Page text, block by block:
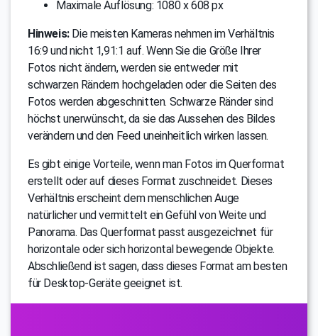
Maximale Auflösung: 1080 x 608 px
Hinweis:Die meisten Kameras nehmen im Verhältnis
16:9 und nicht 1,91:1 auf. Wenn Sie die Größe Ihrer
Fotos nicht ändern, werden sie entweder mit
schwarzen Rändern hochgeladen oder die Seiten des
Fotos werden abgeschnitten. Schwarze Ränder sind
höchst unerwünscht, da sie das Aussehen des Bildes
verändern und den Feed uneinheitlich wirken lassen.
Es gibt einige Vorteile, wenn man Fotos im Querformat
erstellt oder auf dieses Format zuschneidet. Dieses
Verhältnis erscheint dem menschlichen Auge
natürlicher und vermittelt ein Gefühl von Weite und
Panorama. Das Querformat passt ausgezeichnet für
horizontale oder sich horizontal bewegende Objekte.
Abschließend ist sagen, dass dieses Format am besten
für Desktop-Geräte geeignet ist.